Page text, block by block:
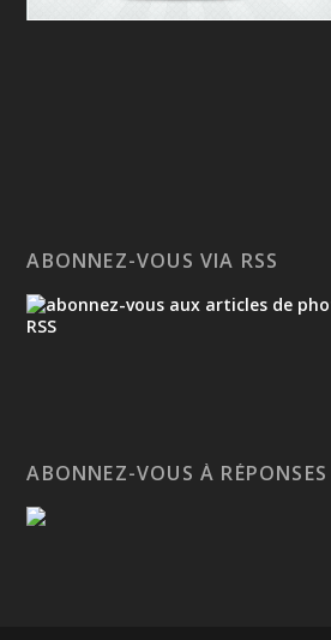
ABONNEZ-VOUS VIA RSS
ABONNEZ-VOUS À